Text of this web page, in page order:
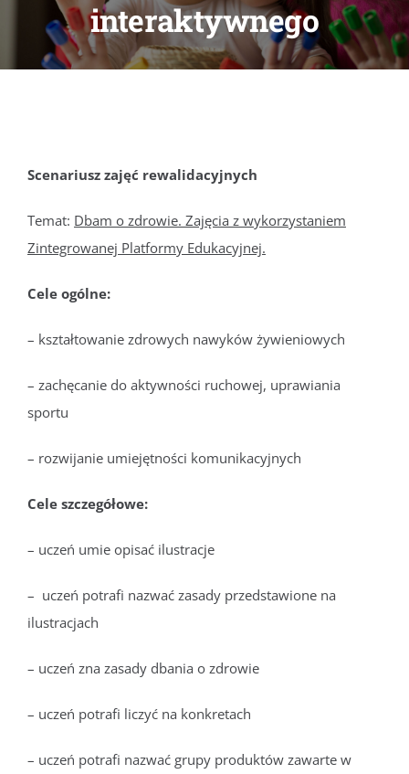
DOKUMENTYinteraktywnego
Scenariusz zajęć rewalidacyjnych
Temat: Dbam o zdrowie. Zajęcia z wykorzystaniem
Zintegrowanej Platformy Edukacyjnej.
Cele ogólne:
– kształtowanie zdrowych nawyków żywieniowych
– zachęcanie do aktywności ruchowej, uprawiania
sportu
– rozwijanie umiejętności komunikacyjnych
Cele szczegółowe:
– uczeń umie opisać ilustracje
– uczeń potrafi nazwać zasady przedstawione na
ilustracjach
– uczeń zna zasady dbania o zdrowie
– uczeń potrafi liczyć na konkretach
– uczeń potrafi nazwać grupy produktów zawarte w